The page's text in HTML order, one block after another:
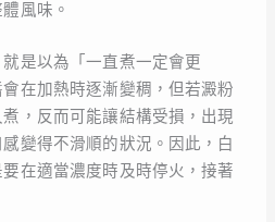
風味。
是以為「一直煮一定會更
在加熱時逐漸變稠，但若澱粉
，反而可能讓結構受損，出現
變得不滑順的狀況。因此，白
在適當濃度時及時停火，接著